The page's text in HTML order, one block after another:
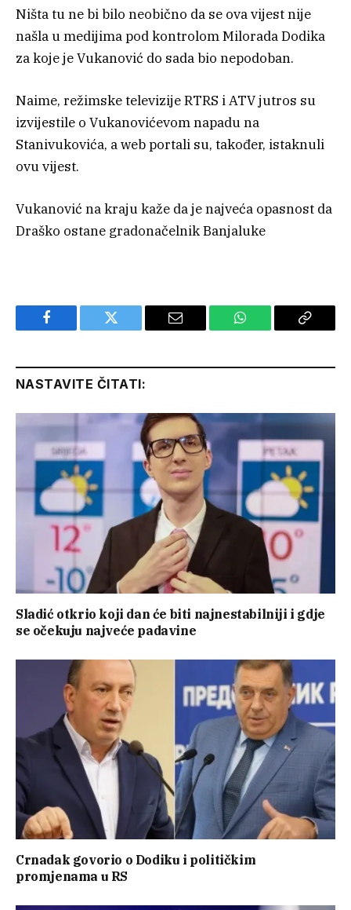
Ništa tu ne bi bilo neobično da se ova vijest nije
našla u medijima pod kontrolom Milorada Dodika
za koje je Vukanović do sada bio nepodoban.
Naime, režimske televizije RTRS i ATV jutros su
izvijestile o Vukanovićevom napadu na
Stanivukovića, a web portali su, također, istaknuli
ovu vijest.
Vukanović na kraju kaže da je najveća opasnost da
Draško ostane gradonačelnik Banjaluke
Facebook Twitter Email WhatsApp Copy
NASTAVITE ČITATI:
Sladić otkrio koji dan će biti najnestabilniji i gdje
se očekuju najveće padavine
Crnadak govorio o Dodiku i političkim
promjenama u RS